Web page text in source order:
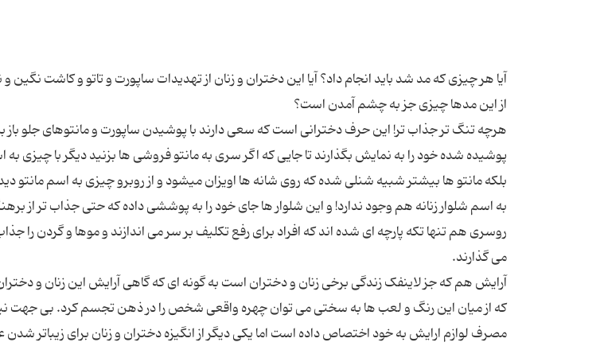
آیا هر چیزی که مد شد باید انجام داد؟ آیا این دختران و زنان از تهدیدات ساپورت و تاتو و کاشت
هرچه تنگ تر جذاب تر! این حرف دخترانی است که سعی دارند با پوشیدن ساپورت و مانتوهای جلو باز
پوشیده شده خود را به نمایش بگذارند تا جایی که اگر سری به مانتو فروشی ها بزنید دیگر با چیزی
بلکه مانتو ها بیشتر شبیه شنلی شده که روی شانه ها اویزان میشود و از روبرو چیزی به اسم مانتو
به اسم شلوار زنانه هم وجود ندارد! و این شلوار ها جای خود را به پوششی داده که حتی جذاب تر از
روسری هم تنها تکه پارچه ای شده اند که افراد برای رفع تکلیف بر سر می اندازند و موها و گردن را
آرایش هم که جز لاینفک زندگی برخی زنان و دختران است به گونه ای که گاهی آرایش این زنان و
که از میان این رنگ و لعب ها به سختی می توان چهره واقعی شخص را در ذهن تجسم کرد. بی جهت
مصرف لوازم ارایش به خود اختصاص داده است اما یکی دیگر از انگیزه دختران و زنان برای زیباتر